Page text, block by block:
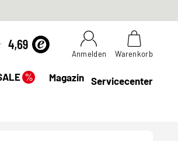
Anmelden Warenkorb
% Magazin Servicecenter